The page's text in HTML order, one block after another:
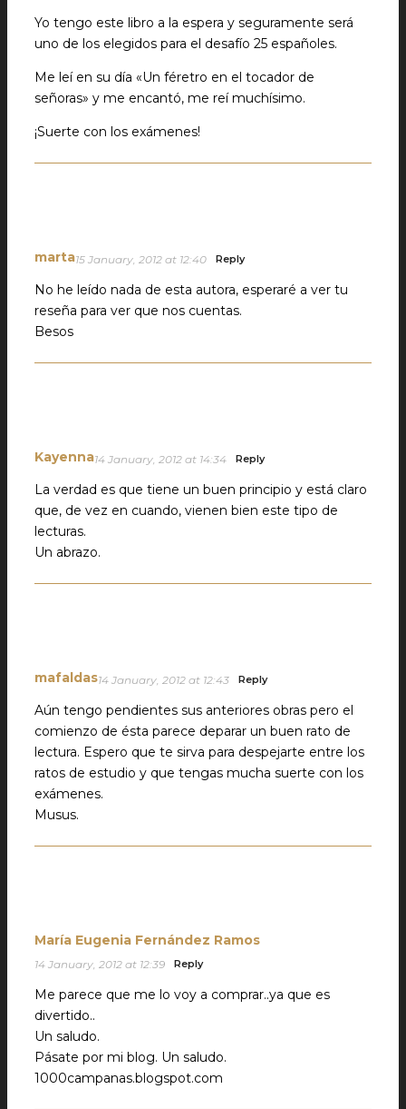
Yo tengo este libro a la espera y seguramente será
uno de los elegidos para el desafío 25 españoles.
Me leí en su día «Un féretro en el tocador de
señoras» y me encantó, me reí muchísimo.
¡Suerte con los exámenes!
marta15 January, 2012 at 12:40 Reply
No he leído nada de esta autora, esperaré a ver tu
reseña para ver que nos cuentas.
Besos
Kayenna14 January, 2012 at 14:34 Reply
La verdad es que tiene un buen principio y está claro
que, de vez en cuando, vienen bien este tipo de
lecturas.
Un abrazo.
mafaldas14 January, 2012 at 12:43 Reply
Aún tengo pendientes sus anteriores obras pero el
comienzo de ésta parece deparar un buen rato de
lectura. Espero que te sirva para despejarte entre los
ratos de estudio y que tengas mucha suerte con los
exámenes.
Musus.
María Eugenia Fernández Ramos
14 January, 2012 at 12:39 Reply
Me parece que me lo voy a comprar..ya que es
divertido..
Un saludo.
Pásate por mi blog. Un saludo.
1000campanas.blogspot.com